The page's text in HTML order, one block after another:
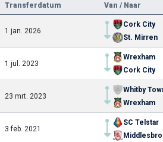
Transferdatum Van / Naar
1 jan. 2026
Cork City
St. Mirren
1 jul. 2023
Wrexham
Cork City
23 mrt. 2023
Whitby
Wrexham
3 feb. 2021
SC Telstar